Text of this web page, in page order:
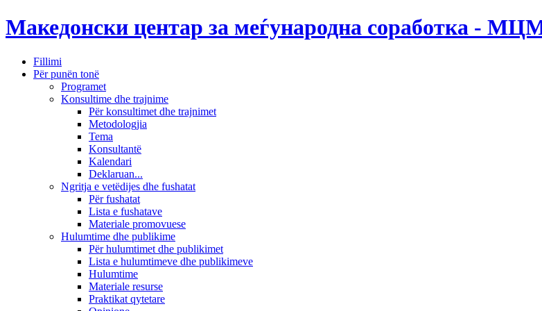
Македонски центар за меѓународна соработка -
Fillimi
Për punën tonë
Programet
Konsultime dhe trajnime
Për konsultimet dhe trajnimet
Metodologjia
Tema
Konsultantë
Kalendari
Deklaruan...
Ngritja e vetëdijes dhe fushatat
Për fushatat
Lista e fushatave
Materiale promovuese
Hulumtime dhe publikime
Për hulumtimet dhe publikimet
Lista e hulumtimeve dhe publikimeve
Hulumtime
Materiale resurse
Praktikat qytetare